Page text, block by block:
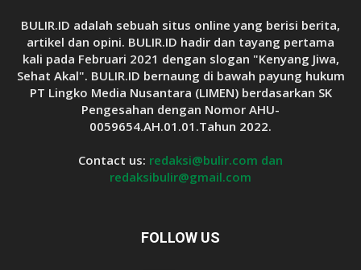
BULIR.ID adalah sebuah situs online yang berisi berita,
artikel dan opini. BULIR.ID hadir dan tayang pertama
kali pada Februari 2021 dengan slogan "Kenyang Jiwa,
Sehat Akal". BULIR.ID bernaung di bawah payung hukum
PT Lingko Media Nusantara (LIMEN) berdasarkan SK
Pengesahan dengan Nomor AHU-
0059654.AH.01.01.Tahun 2022.
Contact us: redaksi@bulir.com dan
redaksibulir@gmail.com
FOLLOW US